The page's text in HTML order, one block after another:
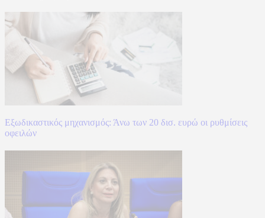
Εξωδικαστικός μηχανισμός: Άνω των 20 δισ. ευρώ οι ρυθμίσεις
οφειλών